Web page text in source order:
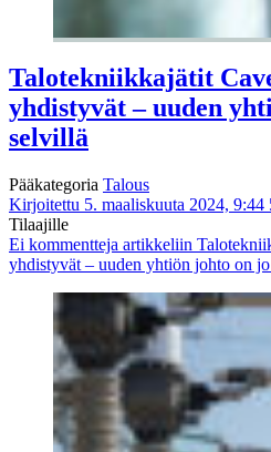
Talotekniikkajätit
yhdistyvät – uuden
selvillä
Pääkategoria Talous
Kirjoitettu 5. maaliskuuta 2024, 9:44
Tilaajille
Ei kommentteja artikkeliin
yhdistyvät – uuden yhtiön johto on